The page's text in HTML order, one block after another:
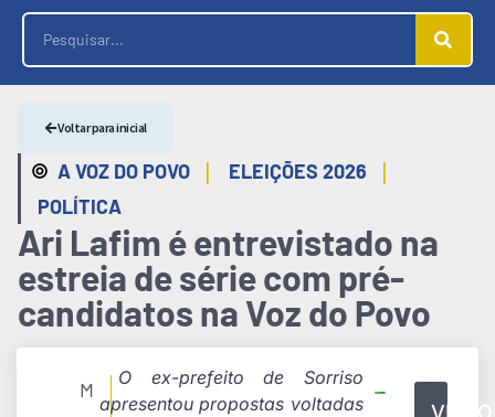
A VOZ DO POVO | ELEIÇÕES 2026 |
POLÍTICA
Voltar para inicial
Ari Lafim é entrevistado na
estreia de série com pré-
candidatos na Voz do Povo
M
O ex-prefeito de Sorriso
apresentou propostas voltadas
VÍDEO